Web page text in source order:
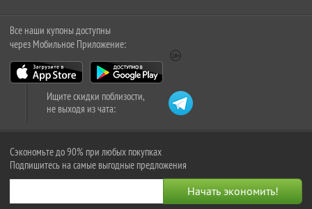
Все наши купоны доступны
через Мобильное Приложение:
Ищите скидки поблизости,
не выходя из чата:
Сэкономьте до 90% при любых покупках
Подпишитесь на самые выгодные предложения